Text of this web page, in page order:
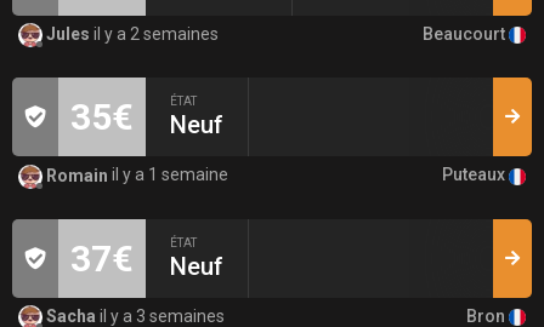
Jules il y a 2 semaines Beaucourt
35€ ÉTAT
Neuf
Romain il y a 1 semaine Puteaux
37€ ÉTAT
Neuf
Sacha il y a 3 semaines Bron